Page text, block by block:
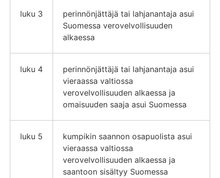
luku 3
perinnönjättäjä tai lahjanantaja asui
Suomessa verovelvollisuuden
alkaessa
luku 4
perinnönjättäjä tai lahjanantaja asui
vieraassa valtiossa
verovelvollisuuden alkaessa ja
omaisuuden saaja asui Suomessa
luku 5
kumpikin saannon osapuolista asui
vieraassa valtiossa
verovelvollisuuden alkaessa ja
saantoon sisältyy Suomessa